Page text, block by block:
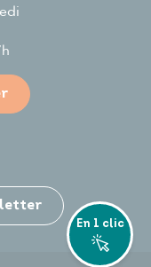
En 1 clic